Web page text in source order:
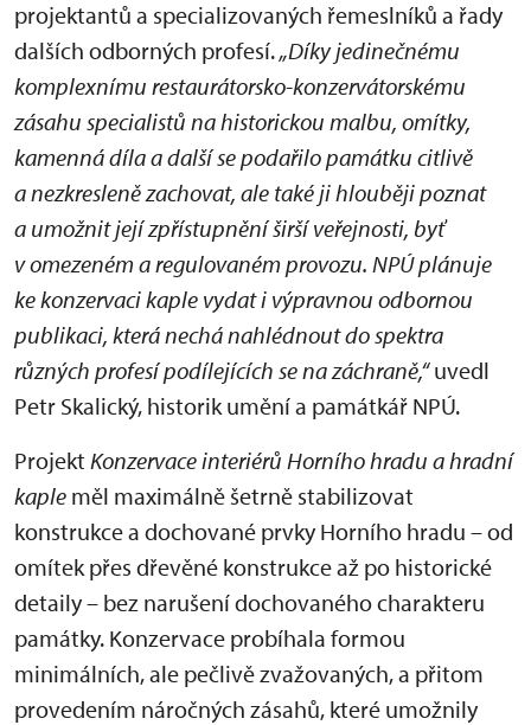
projektantů a specializovaných řemeslníků a řady
dalších odborných profesí.„Díky jedinečnému
komplexnímu restaurátorsko-konzervátorskému
zásahu specialistů na historickou malbu, omítky,
kamenná díla a další se podařilo památku citlivě
a nezkresleně zachovat, ale také ji hlouběji poznat
a umožnit její zpřístupnění širší veřejnosti, byť
v omezeném a regulovaném provozu. NPÚ plánuje
ke konzervaci kaple vydat i výpravnou odbornou
publikaci, která nechá nahlédnout do spektra
různých profesí podílejících se na záchraně,“uvedl
Petr Skalický, historik umění a památkář NPÚ.
Projekt Konzervace interiérů Horního hradu a hradní
kaple měl maximálně šetrně stabilizovat
konstrukce a dochované prvky Horního hradu – od
omítek přes dřevěné konstrukce až po historické
detaily – bez narušení dochovaného charakteru
památky. Konzervace probíhala formou
minimálních, ale pečlivě zvažovaných, a přitom
provedením náročných zásahů, které umožnily